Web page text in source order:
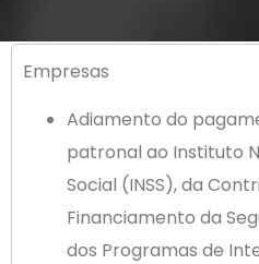
Empresas
Adiamento do
patronal ao Instituto
Social (INSS), da
Financiamento da
dos Programas de